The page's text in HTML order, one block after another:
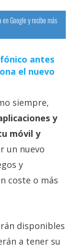
Google y recibe más
antes
el nuevo
siempre,
y
móvil y
un nuevo
y
coste o más
disponibles
a tener su